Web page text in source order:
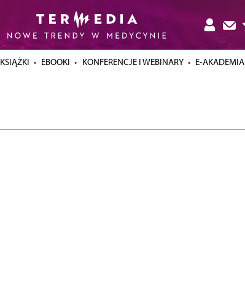
KSIĄŻKI EBOOKI KONFERENCJE I WEBINARY E-AKADEMIA